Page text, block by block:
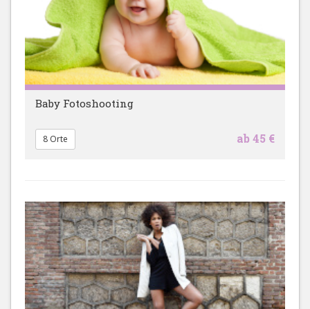
Baby Fotoshooting
ab 45 €
8 Orte